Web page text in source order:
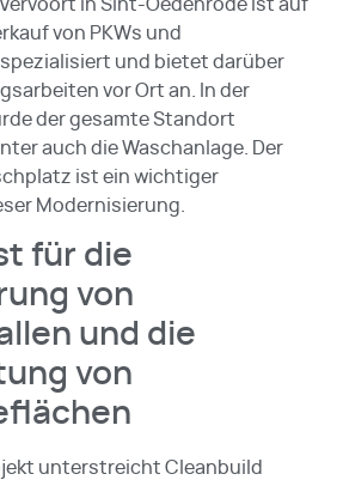
in Sint-Oedenrode ist auf
von PKWs und
und bietet darüber
vor Ort an. In der
der gesamte Standort
auch die Waschanlage. Der
ist ein wichtiger
Modernisierung.
für die
von
und die
von
unterstreicht Cleanbuild